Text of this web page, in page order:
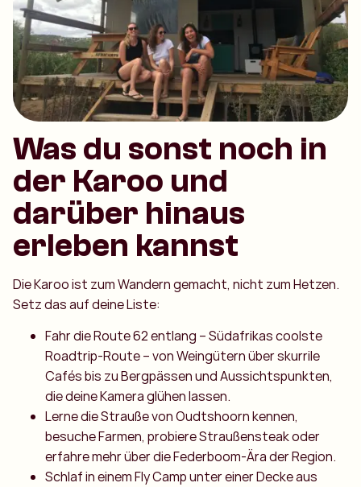
Was du sonst noch in
der Karoo und
darüber hinaus
erleben kannst
Die Karoo ist zum Wandern gemacht, nicht zum Hetzen.
Setz das auf deine Liste:
Fahr die Route 62 entlang – Südafrikas coolste
Roadtrip-Route – von Weingütern über skurrile
Cafés bis zu Bergpässen und Aussichtspunkten,
die deine Kamera glühen lassen.
Lerne die Strauße von Oudtshoorn kennen,
besuche Farmen, probiere Straußensteak oder
erfahre mehr über die Federboom-Ära der Region.
Schlaf in einem Fly Camp unter einer Decke aus